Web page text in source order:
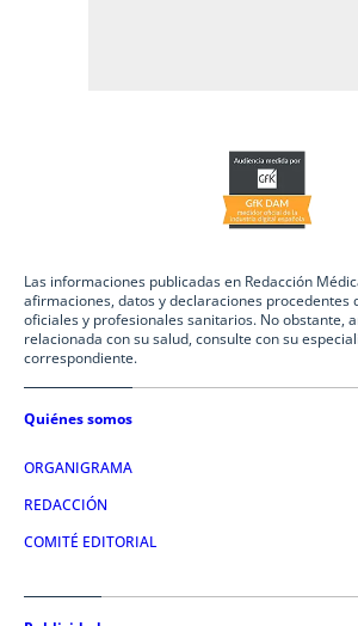
Las informaciones publicadas en Redacción
afirmaciones, datos y declaraciones procedentes
oficiales y profesionales sanitarios. No obstante,
relacionada con su salud, consulte con su
correspondiente.
Quiénes somos
ORGANIGRAMA
REDACCIÓN
COMITÉ EDITORIAL